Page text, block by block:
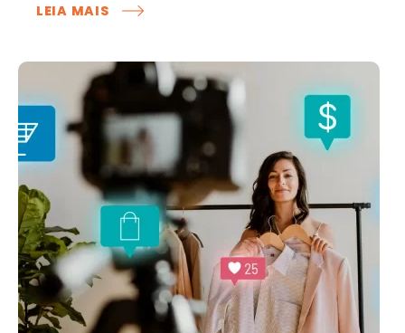
LEIA MAIS
COMO
A
LOCAÇÃO
FATURAMENTO
EM
SHOPPING
CENTERS